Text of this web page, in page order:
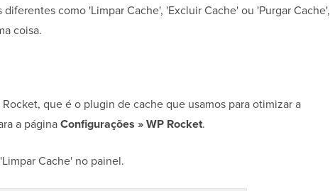
como 'Limpar Cache', 'Excluir Cache' ou 'Purgar Cache',
coisa.
que é o plugin de cache que usamos para otimizar a
a páginaConfigurações » WP Rocket.
Cache' no painel.